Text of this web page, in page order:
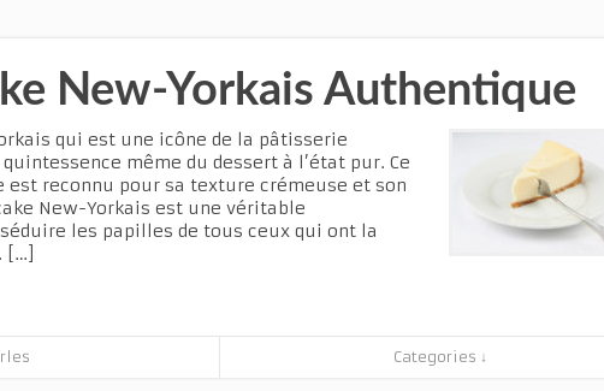
New-Yorkais Authentique
qui est une icône de la pâtisserie
même du dessert à l’état pur. Ce
est reconnu pour sa texture crémeuse et son
New-Yorkais est une véritable
les papilles de tous ceux qui ont la
[…]
Categories ↓